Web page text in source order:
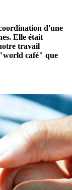
d'une
Elle était
travail
café" que